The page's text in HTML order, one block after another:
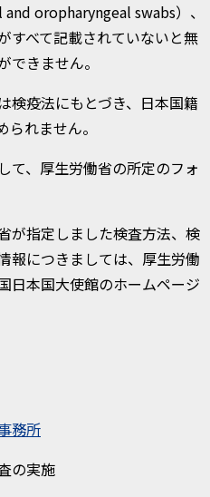
oropharyngeal swabs）、
すべて記載されていないと無
きません。
検疫法にもとづき、日本国籍
れません。
て、厚生労働省の所定のフォ
が指定しました検査方法、検
報につきましては、厚生労働
日本国大使館のホームページ
務所
の実施